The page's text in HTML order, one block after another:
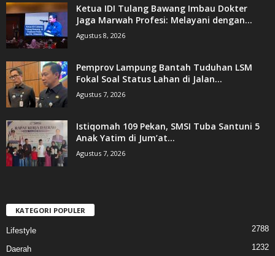
Ketua IDI Tulang Bawang Imbau Dokter
Jaga Marwah Profesi: Melayani dengan...
Agustus 8, 2026
Pemprov Lampung Bantah Tuduhan LSM
Fokal Soal Status Lahan di Jalan...
Agustus 7, 2026
Istiqomah 109 Pekan, SMSI Tuba Santuni 5
Anak Yatim di Jum’at...
Agustus 7, 2026
KATEGORI POPULER
Lifestyle 2788
Daerah 1232